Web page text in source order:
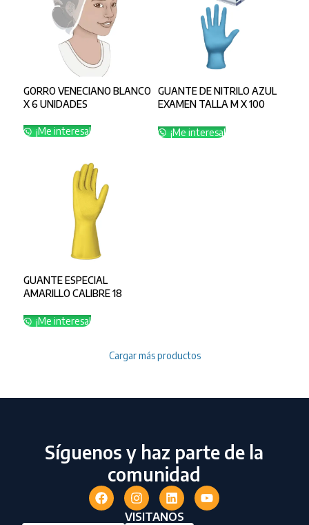
GORRO VENECIANO BLANCO
X 6 UNIDADES
¡Me interesa!
GUANTE DE NITRILO AZUL
EXAMEN TALLA M X 100
¡Me interesa!
GUANTE ESPECIAL
AMARILLO CALIBRE 18
¡Me interesa!
Cargar más productos
Síguenos y haz parte de la
comunidad
VISITANOS